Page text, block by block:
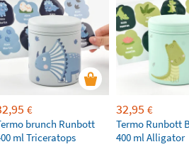
€
brunch Runbott
ml Triceratops
32,95 €
Termo Runbott
400 ml Alligator